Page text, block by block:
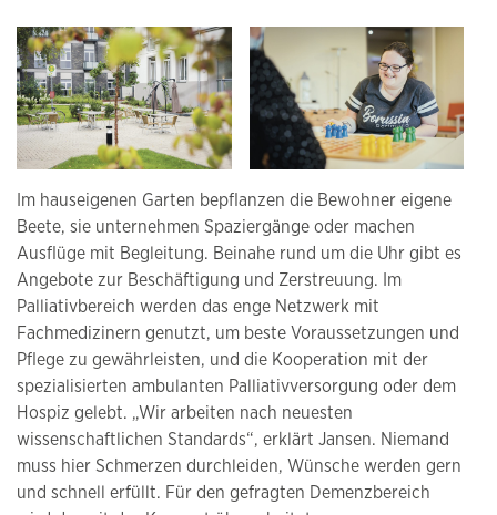
Im hauseigenen Garten bepflanzen die Bewohner eigene
Beete, sie unternehmen Spaziergänge oder machen
Ausflüge mit Begleitung. Beinahe rund um die Uhr gibt es
Angebote zur Beschäftigung und Zerstreuung. Im
Palliativbereich werden das enge Netzwerk mit
Fachmedizinern genutzt, um beste Voraussetzungen und
Pflege zu gewährleisten, und die Kooperation mit der
spezialisierten ambulanten Palliativversorgung oder dem
Hospiz gelebt. „Wir arbeiten nach neuesten
wissenschaftlichen Standards“, erklärt Jansen. Niemand
muss hier Schmerzen durchleiden, Wünsche werden gern
und schnell erfüllt. Für den gefragten Demenzbereich